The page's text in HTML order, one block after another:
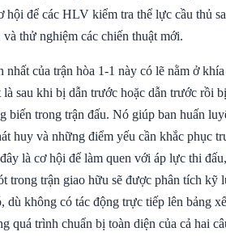
hội để các HLV kiểm tra thể lực cầu thủ
và thử nghiệm các chiến thuật mới.
nhất của trận hòa 1-1 này có lẽ nằm ở
là sau khi bị dẫn trước hoặc dẫn trước rồi
biến trong trận đấu. Nó giúp ban huấn
huy và những điểm yếu cần khắc
là cơ hội để làm quen với áp lực thi
trong trận giao hữu sẽ được phân tích kỹ
dù không có tác động trực tiếp lên bảng
quá trình chuẩn bị toàn diện của cả hai